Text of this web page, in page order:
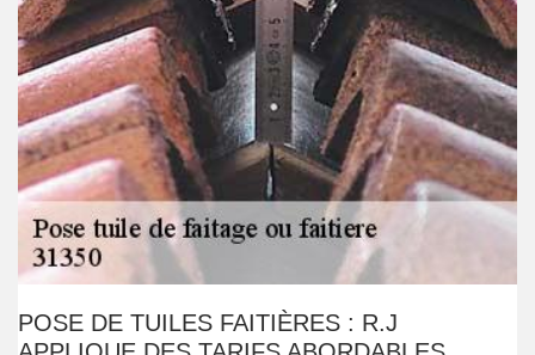
POSE DE TUILES FAITIÈRES : R.J